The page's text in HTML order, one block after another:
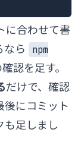
に合わせて書
なら
npm
認を足す。
だけで、確認
後にコミット
も足しまし